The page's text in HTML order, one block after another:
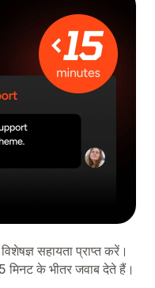
सहायता प्राप्त करें।
मिनट के भीतर जवाब देते हैं।